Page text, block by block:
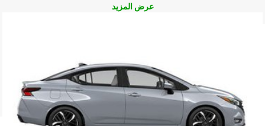
عرض المزيد